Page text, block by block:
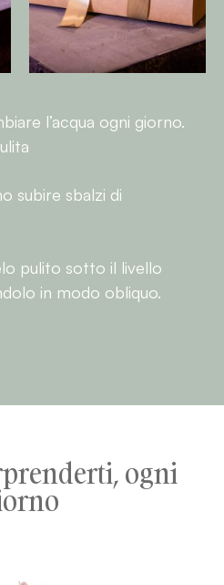
l’acqua ogni giorno.
subire sbalzi di
pulito sotto il livello
in modo obliquo.
ogni